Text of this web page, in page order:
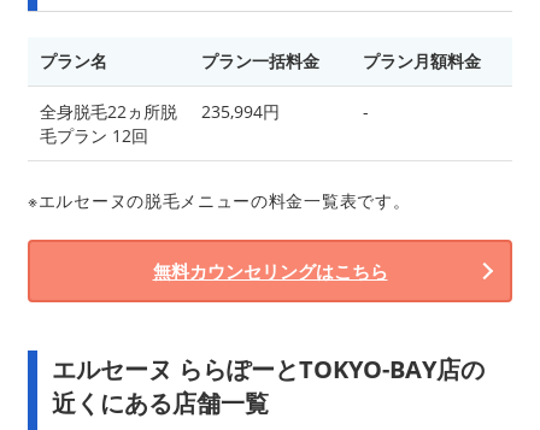
プラン名 プラン一括料金 プラン月額料金
全身脱毛22ヵ所脱
毛プラン 12回
235,994円 -
※エルセーヌの脱毛メニューの料金一覧表です。
無料カウンセリングはこちら
エルセーヌ ららぽーとTOKYO-BAY店の
近くにある店舗一覧